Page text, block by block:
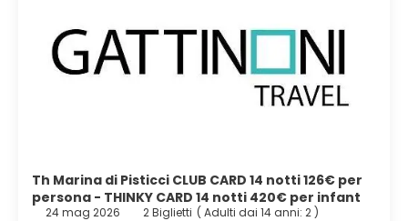
Th Marina di Pisticci CLUB CARD 14 notti 126€ per
persona - THINKY CARD 14 notti 420€ per infant
24 mag 2026 2 Biglietti ( Adulti dai 14 anni: 2 )